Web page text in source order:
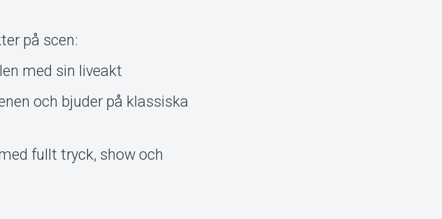
på scen:
med sin liveakt
och bjuder på klassiska
fullt tryck, show och